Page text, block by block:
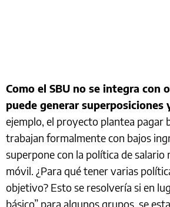
Como el SBU no se integra con
puede generar superposiciones
ejemplo, el proyecto plantea pagar
trabajan formalmente con bajos
superpone con la política de
móvil. ¿Para qué tener varias
objetivo? Esto se resolvería si en
básico” para algunos grupos, se